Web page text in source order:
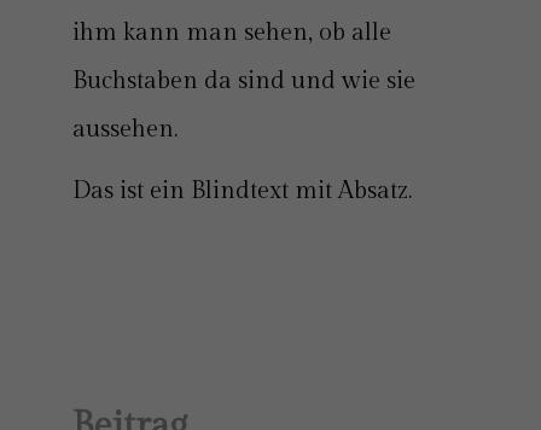
ihm kann man sehen, ob alle
Buchstaben da sind und wie sie
aussehen.
Das ist ein Blindtext mit Absatz.